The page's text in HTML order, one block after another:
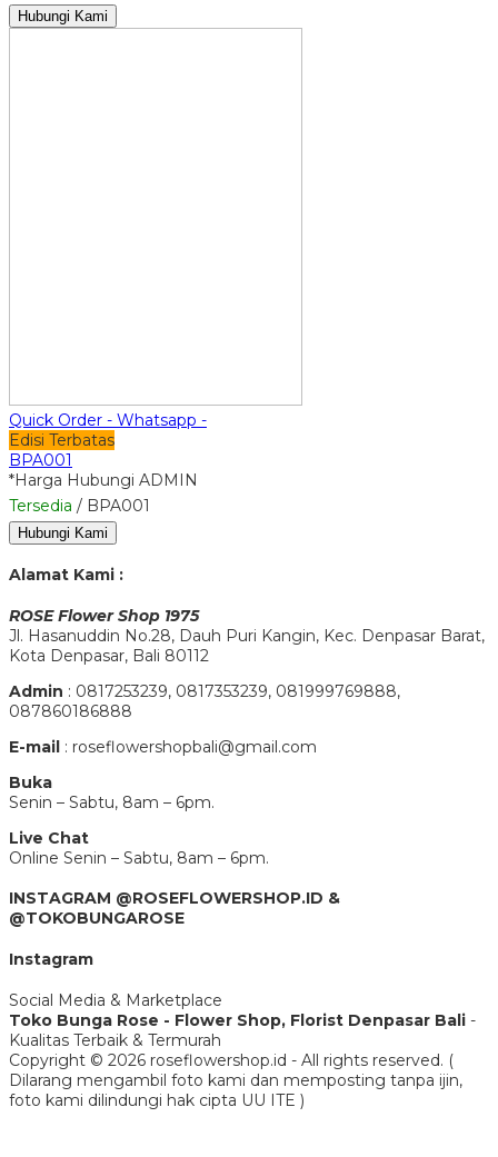
Hubungi Kami
Quick Order - Whatsapp -
Edisi Terbatas
BPA001
*Harga Hubungi ADMIN
Tersedia / BPA001
Hubungi Kami
Alamat Kami :
ROSE Flower Shop 1975
Jl. Hasanuddin No.28, Dauh Puri Kangin, Kec. Denpasar Barat,
Kota Denpasar, Bali 80112
Admin : 0817253239, 0817353239, 081999769888,
087860186888
E-mail : roseflowershopbali@gmail.com
Buka
Senin – Sabtu, 8am – 6pm.
Live Chat
Online Senin – Sabtu, 8am – 6pm.
INSTAGRAM @ROSEFLOWERSHOP.ID &
@TOKOBUNGAROSE
Instagram
Social Media & Marketplace
Toko Bunga Rose - Flower Shop, Florist Denpasar Bali -
Kualitas Terbaik & Termurah
Copyright © 2026 roseflowershop.id - All rights reserved. (
Dilarang mengambil foto kami dan memposting tanpa ijin,
foto kami dilindungi hak cipta UU ITE )